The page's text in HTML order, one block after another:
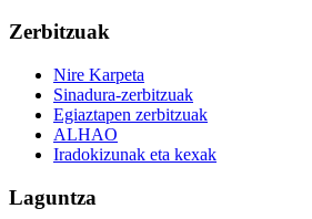
Zerbitzuak
Nire Karpeta
Sinadura-zerbitzuak
Egiaztapen zerbitzuak
ALHAO
Iradokizunak eta kexak
Laguntza